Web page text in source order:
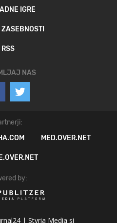
IGRE
ZASEBNOSTI
RSS
NAS
MED.OVER.NET
by:
| Styria Media si